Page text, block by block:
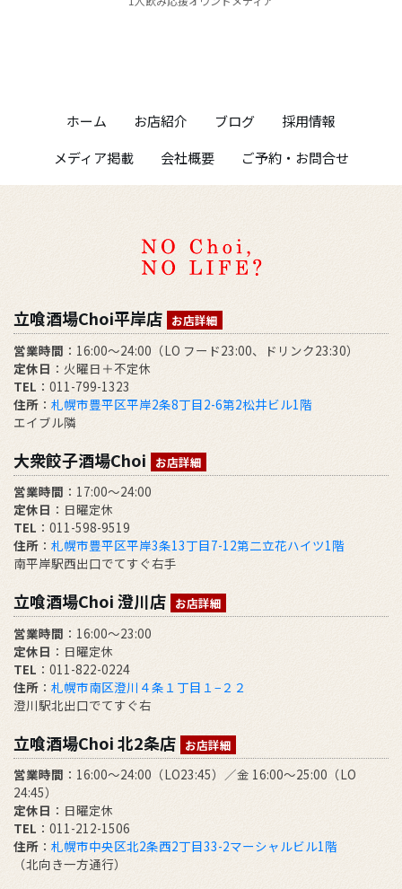
ホーム お店紹介 ブログ
採用情報
メディア掲載
会社概要 ご予約・お問合せ
立喰酒場Choi平岸店 お店詳細
営業時間 ：16:00～24:00（LO フード23:00、ドリンク23:30）
定休日 ：火曜日＋不定休
TEL ：011-799-1323
住所 ： 札幌市豊平区平岸2条8丁目2-6第2松井ビル1階
エイブル隣
大衆餃子酒場Choi お店詳細
営業時間 ：17:00～24:00
定休日 ：日曜定休
TEL ：011-598-9519
住所 ： 札幌市豊平区平岸3条13丁目7-12第二立花ハイツ1階
南平岸駅西出口でてすぐ右手
立喰酒場Choi 澄川店 お店詳細
営業時間 ：16:00～23:00
定休日 ：日曜定休
TEL ：011-822-0224
住所 ： 札幌市南区澄川４条１丁目１−２２
澄川駅北出口でてすぐ右
立喰酒場Choi 北2条店 お店詳細
営業時間 ：16:00～24:00（LO23:45）／金 16:00～25:00（LO
24:45）
定休日 ：日曜定休
TEL ：011-212-1506
住所 ： 札幌市中央区北2条西2丁目33-2マーシャルビル1階
（北向き一方通行）